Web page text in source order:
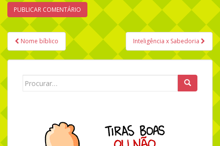
Navegação de Post
Nome bíblico Inteligência x Sabedoria
Search for: